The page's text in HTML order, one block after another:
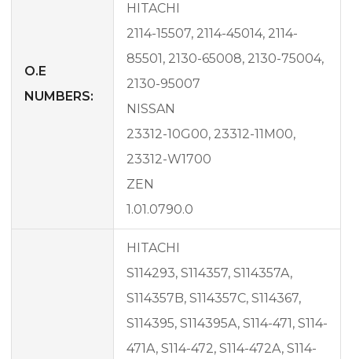
O.E
NUMBERS:
HITACHI
2114-15507, 2114-45014, 2114-
85501, 2130-65008, 2130-75004,
2130-95007
NISSAN
23312-10G00, 23312-11M00,
23312-W1700
ZEN
1.01.0790.0
HITACHI
S114293, S114357, S114357A,
S114357B, S114357C, S114367,
S114395, S114395A, S114-471, S114-
471A, S114-472, S114-472A, S114-